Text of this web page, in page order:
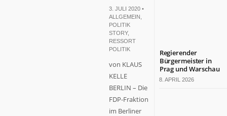
3. JULI 2020 •
ALLGEMEIN
POLITIK
STORY,
RESSORT
POLITIK
von KLAUS
KELLE
BERLIN – Die
FDP-Fraktion
im Berliner
Regierender
Bürgermeister in
Prag und Warschau
8. APRIL 2026